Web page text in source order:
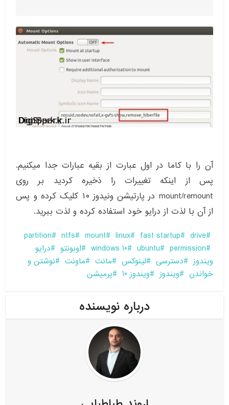
آن را با کاما در اول عبارت از بقیه عبارات جدا میکنیم.
پس از اینکه تغییرات را ذخیره کردید بر روی
mount/remount در پارتیشن ونیدوز ۱۰ کلیک کرده و پس
از آن با لذت از درایو خود استفاده کرده و لذت ببرید.
drive
fast startup
linux
mount
ntfs
partition
permission
ubuntu
windows 10 اوبونتو
درایو
ویندوز
دسترسی لینوکس مانت ماونت
نوشتن و
خواندن
ویندوز ویندوز 10 پرمیشن
درباره نویسنده